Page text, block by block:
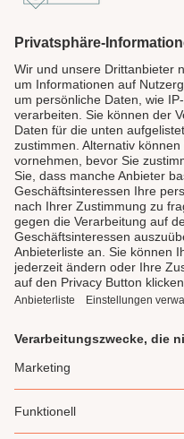
LAUX DELI
SERVICE
GENIESSEN
UNSERE LIEBLINGE